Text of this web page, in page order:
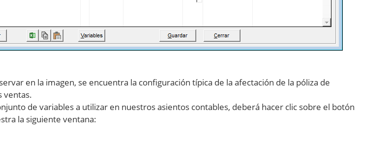
en la imagen, se encuentra la configuración típica de la afectación de la póliza de
ventas.
de variables a utilizar en nuestros asientos contables, deberá hacer clic sobre el botón
la siguiente ventana: